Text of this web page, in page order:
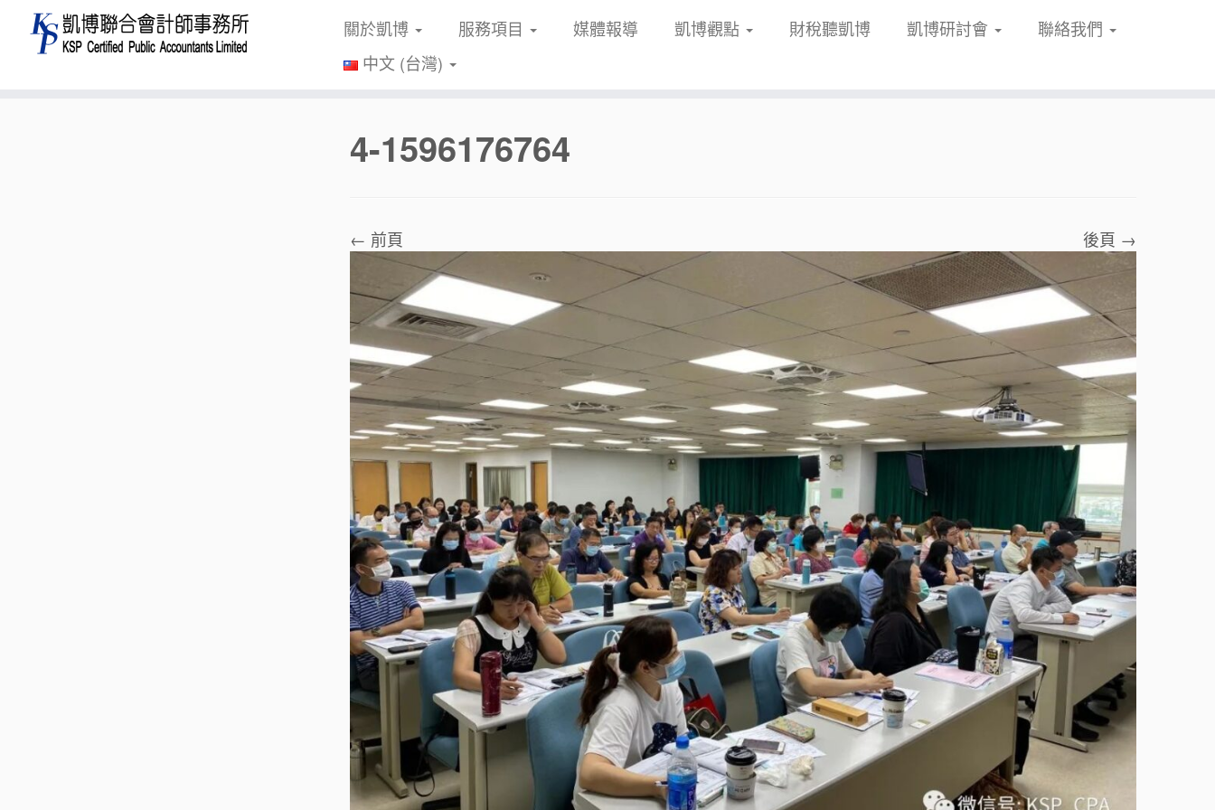
關於凱博 服務項目 媒體報導 凱博觀點 財稅聽凱博 凱博研討會
聯絡我們
中文 (台灣)
4-1596176764
← 前頁 後頁 →